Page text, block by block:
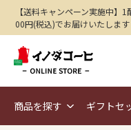
【送料キャンペーン実施中】
00円(税込)でお届けいたしま
商品を探す ギフトセ